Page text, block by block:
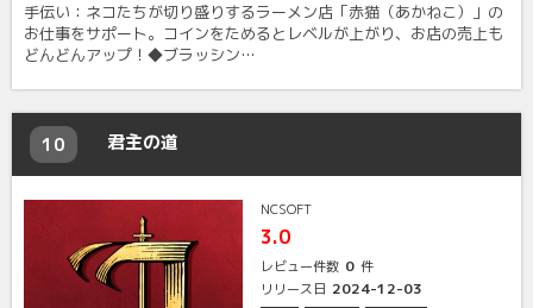
手伝い：ネコたちが切り盛りするラーメン店「赤猫（あかねこ）」の
お仕事をサポート。コインをためるとレベルが上がり、お店の売上も
どんどんアップ！◆ブラッシン…
10 君主の道
NCSOFT
3.0
レビュー件数 0 件
リリース日 2024-12-03